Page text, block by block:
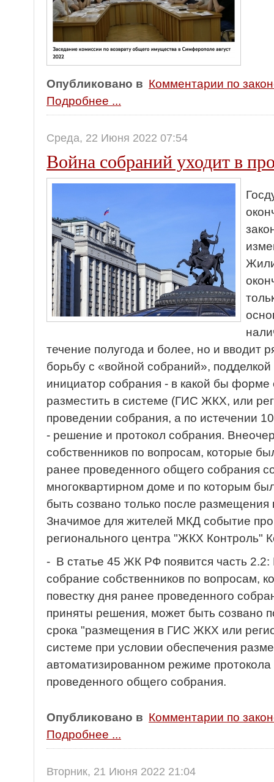
Опубликовано в Комментарии по
Подробнее ...
Среда, 22 Июня 2022 07:54
Война собраний уходит в
течение полугода и более, но и вводит
борьбу с «войной собраний»,
инициатор собрания - в какой бы форме
разместить в системе (ГИС ЖКХ, или
проведении собрания, а по истечении
- решение и протокол собрания.
собственников по вопросам, которые
ранее проведенного общего собрания
многоквартирном доме и по которым
быть созвано только после размещения
Значимое для жителей МКД событие
регионального центра "ЖКХ Контроль"
- В статье 45 ЖК РФ появится часть
собрание собственников по вопросам,
повестку дня ранее проведенного
приняты решения, может быть созвано
срока "размещения в ГИС ЖКХ или
системе при условии обеспечения
автоматизированном режиме
проведенного общего собрания.
Опубликовано в Комментарии по
Подробнее ...
Вторник, 21 Июня 2022 21:04